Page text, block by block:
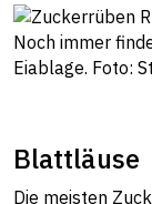
Noch immer
Eiablage. Foto:
Blattläuse
Die meisten